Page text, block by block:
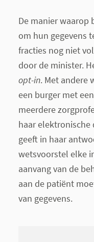
De manier waarop
om hun gegevens
fracties nog niet
door de minister.
opt-in. Met andere
een burger met
meerdere
haar elektronische
geeft in haar
wetsvoorstel elke
aanvang van de
aan de patiënt
van gegevens.